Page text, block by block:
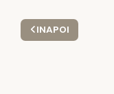
INAPOI